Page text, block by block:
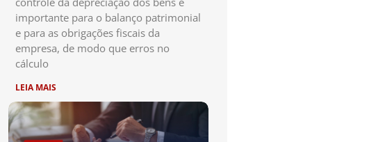
importante para o balanço patrimonial
e para as obrigações fiscais da
empresa, de modo que erros no
cálculo
LEIA MAIS